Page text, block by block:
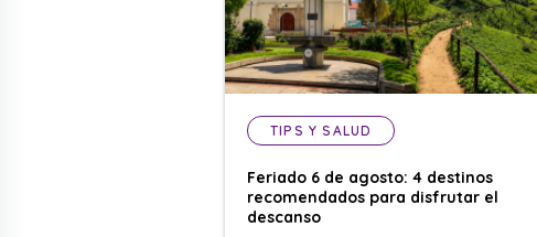
TIPS Y SALUD
Feriado 6 de agosto: 4 destinos
recomendados para disfrutar el
descanso